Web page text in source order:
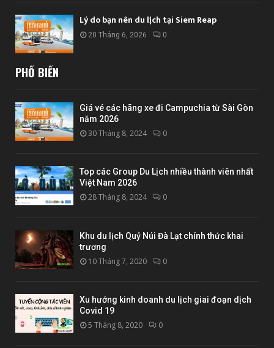
Lý do bạn nên du lịch tại Siem Reap
20 Tháng 6, 2026 0
PHỔ BIẾN
Giá vé các hãng xe đi Campuchia từ Sài Gòn
năm 2026
30 Tháng 8, 2024 0
Top các Group Du Lịch nhiều thành viên nhất
Việt Nam 2026
28 Tháng 8, 2024 0
Khu du lịch Quỷ Núi Đà Lạt chính thức khai
trương
10 Tháng 7, 2020 0
Xu hướng kinh doanh du lịch giai đoạn dịch
Covid 19
5 Tháng 8, 2020 0